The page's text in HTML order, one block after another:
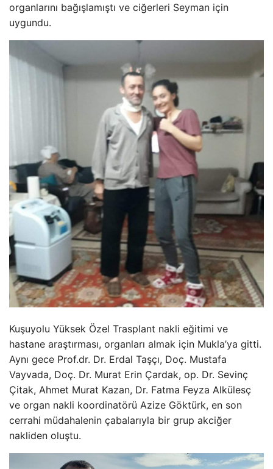
organlarını bağışlamıştı ve ciğerleri Seyman için
uygundu.
Kuşuyolu Yüksek Özel Trasplant nakli eğitimi ve
hastane araştırması, organları almak için Mukla’ya gitti.
Aynı gece Prof.dr. Dr. Erdal Taşçı, Doç. Mustafa
Vayvada, Doç. Dr. Murat Erin Çardak, op. Dr. Sevinç
Çitak, Ahmet Murat Kazan, Dr. Fatma Feyza Alkülesç
ve organ nakli koordinatörü Azize Göktürk, en son
cerrahi müdahalenin çabalarıyla bir grup akciğer
nakliden oluştu.